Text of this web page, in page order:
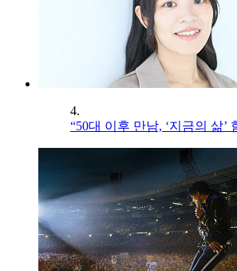
4.
“50대 이후 만남, ‘지금의 삶’